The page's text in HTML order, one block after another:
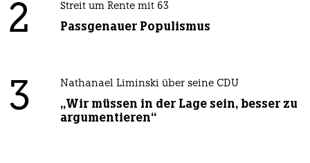
2 Streit um Rente mit 63
Passgenauer Populismus
3 Nathanael Liminski über seine CDU
„Wir müssen in der Lage sein, besser zu
argumentieren“